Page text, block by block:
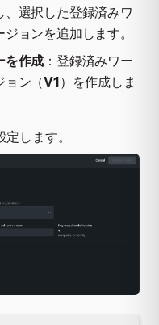
選択した登録済みワ
ョンを追加します。
を作成 ：登録済みワー
ョン（V1）を作成しま
します。